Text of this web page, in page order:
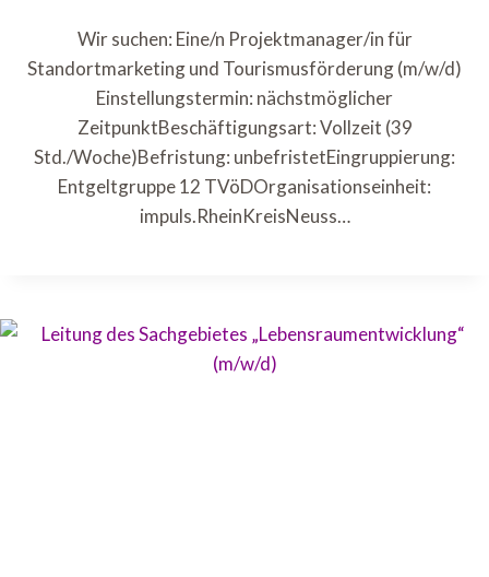
Wir suchen: Eine/n Projektmanager/in für
Standortmarketing und Tourismusförderung (m/w/d)
Einstellungstermin: nächstmöglicher
ZeitpunktBeschäftigungsart: Vollzeit (39
Std./Woche)Befristung: unbefristetEingruppierung:
Entgeltgruppe 12 TVöDOrganisationseinheit:
impuls.RheinKreisNeuss…